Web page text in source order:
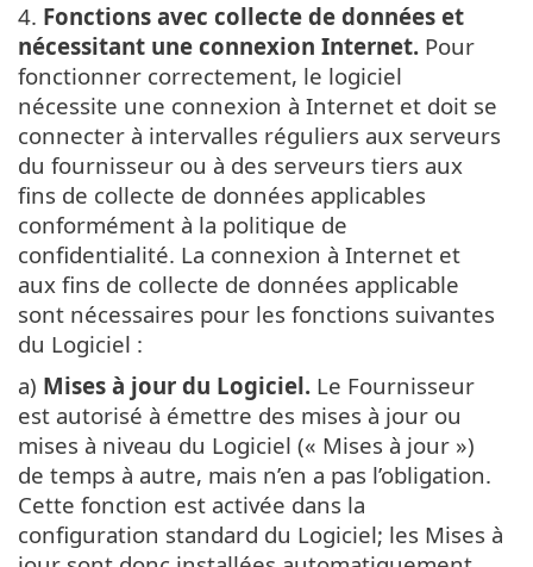
4. Fonctions avec collecte de données et
nécessitant une connexion Internet. Pour
fonctionner correctement, le logiciel
nécessite une connexion à Internet et doit se
connecter à intervalles réguliers aux serveurs
du fournisseur ou à des serveurs tiers aux
fins de collecte de données applicables
conformément à la politique de
confidentialité. La connexion à Internet et
aux fins de collecte de données applicable
sont nécessaires pour les fonctions suivantes
du Logiciel :
a) Mises à jour du Logiciel. Le Fournisseur
est autorisé à émettre des mises à jour ou
mises à niveau du Logiciel (« Mises à jour »)
de temps à autre, mais n’en a pas l’obligation.
Cette fonction est activée dans la
configuration standard du Logiciel; les Mises à